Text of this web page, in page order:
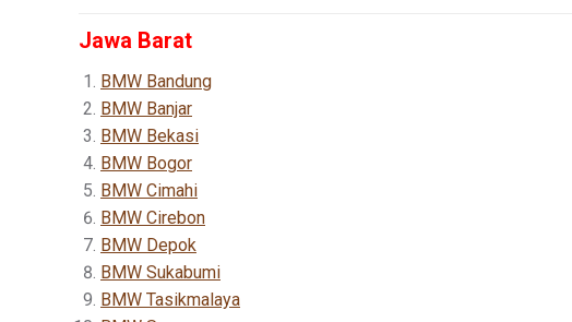
Jawa Barat
BMW Bandung
BMW Banjar
BMW Bekasi
BMW Bogor
BMW Cimahi
BMW Cirebon
BMW Depok
BMW Sukabumi
BMW Tasikmalaya